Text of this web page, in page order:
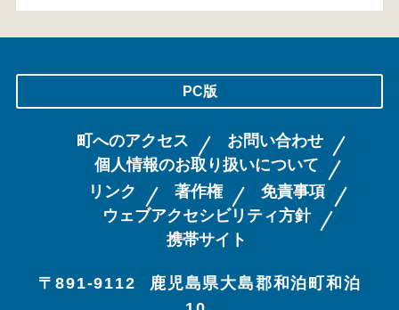
PC版
町へのアクセス
お問い合わせ
個人情報のお取り扱いについて
リンク
著作権
免責事項
ウェブアクセシビリティ方針
携帯サイト
〒891-9112
鹿児島県大島郡和泊町和泊